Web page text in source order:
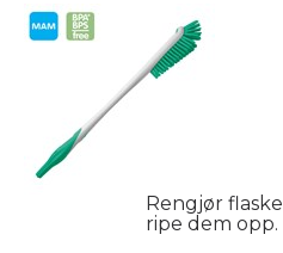
Rengjør
ripe dem opp.